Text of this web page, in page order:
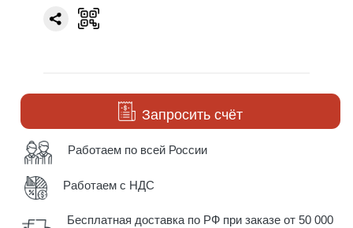
Запросить счёт
Работаем по всей России
Работаем с НДС
Бесплатная доставка по РФ при заказе от 50 000